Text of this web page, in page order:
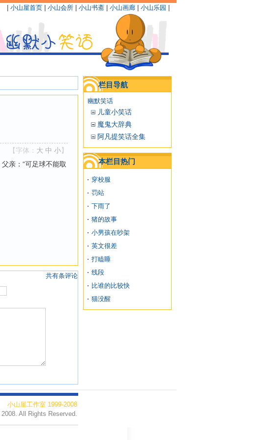
小山屋首页 小山会所 小山书斋 小山画廊 小山乐园
【字体： 大 中 小】
亲：“可足球不能取
共有条评论
栏目导航
幽默笑话
儿童小笑话
魔鬼大辞典
阿凡提笑话全集
本栏目热门
穿校服
罚站
下雨了
猪的故事
小男孩在吵架
英文很差
打瞌睡
线段
比谁的比较快
猫没醒
小山屋工作室 1999-2008
All Rights Reserved.